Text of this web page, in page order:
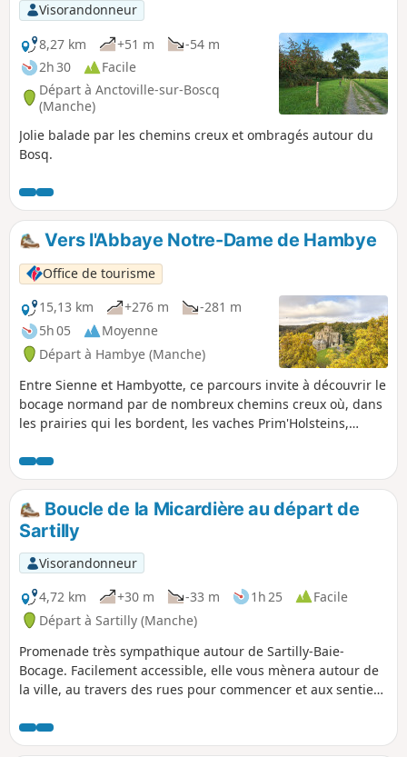
Visorandonneur
8,27 km
+51 m
-54 m
2h 30
Facile
Départ à Anctoville-sur-Boscq
(Manche)
Jolie balade par les chemins creux et ombragés autour du
Bosq.
Vers l'Abbaye Notre-Dame de Hambye
Office de tourisme
15,13 km
+276 m
-281 m
5h 05
Moyenne
Départ à Hambye (Manche)
Entre Sienne et Hambyotte, ce parcours invite à découvrir le
bocage normand par de nombreux chemins creux où, dans
les prairies qui les bordent, les vaches Prim'Holsteins,
race emblématique de la région. Au final, l'Abbaye de
Hambye vous attend avec sa salle capitulaire du XIIIe siècle.
Boucle de la Micardière au départ de
Sartilly
Visorandonneur
4,72 km
+30 m -33 m 1h 25
Facile
Départ à Sartilly (Manche)
Promenade très sympathique autour de Sartilly-Baie-
Bocage. Facilement accessible, elle vous mènera autour de
la ville, au travers des rues pour commencer et aux sentiers
nombreux chevaux.